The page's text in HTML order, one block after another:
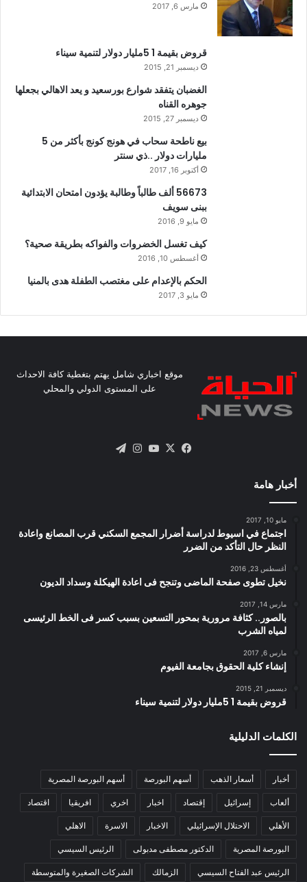
مارس 6, 2017
قروض بقيمة 1 5مليار دولار لتنمية سيناء
ديسمبر 21, 2015
الغضبان يتفقد شوارع بورسعيد و يعد الاهالي بجعلها
جوهره القناه
ديسمبر 27, 2015
بيع ناطحة سحاب في هونج كونج بأكثر من 5
مليارات دولار ..ذي سنتر
أكتوبر 16, 2017
56673 ألف طالباً وطالبة يؤدون امتحان الابتدائية
ببنى سويف
مايو 9, 2016
كيف تغسل الخضروات والفواكه بطريقة صحية؟
أغسطس 10, 2016
الحكم بالإعدام على مغتصب الطفلة هدى بالمنيا
مايو 3, 2017
موقع اخباري شامل يهتم بتغطية كافة الاحداث
على المستوى الدولي والمحلي
فيسبوك
X يوتيوبانستقرام
أخبار هامة
مايو 10, 2017
اجتماع في اسيوط لدراسة أضرار المجمع السكني قرب المصانع واعادة
النظر حال التأكد من الضرر
أغسطس 23, 2016
نخيل تطوى صفحة الماضى وتنجح فى اعادة الهيكلة وسداد الديون
مارس 14, 2017
بالصور.. كثافة مرورية بمحور التسعين بسبب كسر فى الخط الرئيسى
لمياه الشرب
مارس 6, 2017
إنشاء كلية الحقوق بجامعة الفيوم
ديسمبر 21, 2015
قروض بقيمة 1 5مليار دولار لتنمية سيناء
الكلمات الدليلية
أخبار أسعار الذهب أسهم البورصة أسهم البورصة المصرية
ألعاب إسرائيل إقتصاد اخبار اخري افريقيا اقتصاد
الأهلي الاحتلال الإسرائيلي الاخبار الاسرة الاهلي
البورصة المصرية الدكتور مصطفى مدبولى الرئيس السيسي
الرئيس عبد الفتاح السيسي الزمالك الشركات الصغيرة والمتوسطة